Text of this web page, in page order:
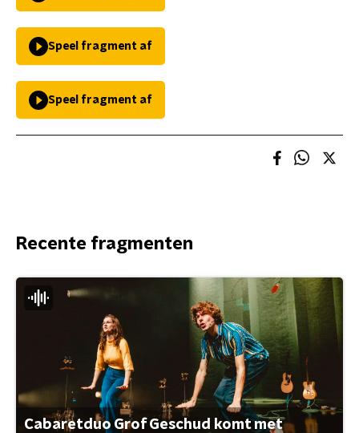
Speel fragment af
Speel fragment af
Recente fragmenten
Cabaretduo Grof Geschud komt met